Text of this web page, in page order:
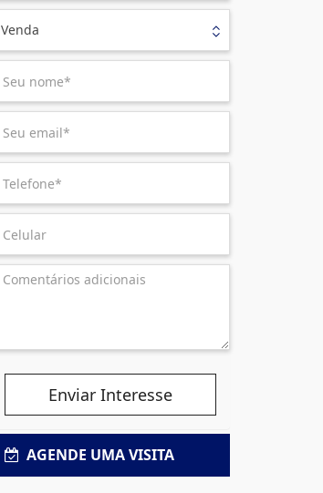
Venda
Enviar Interesse
AGENDE UMA VISITA